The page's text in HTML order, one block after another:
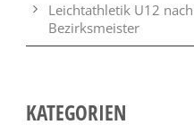
Leichtathletik U12
Bezirksmeister
KATEGORIEN